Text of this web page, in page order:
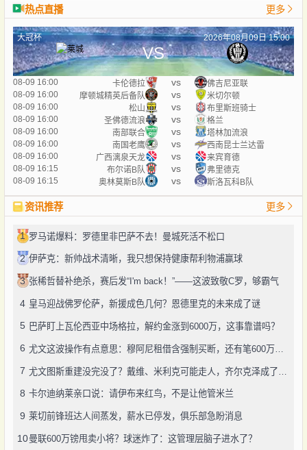
热点直播 更多
大冠杯 2026年08月09日 15:00
VS
08-09 16:00 卡伦德拉 vs
佛吉尼亚联
08-09 16:00
摩顿城精英后备队 vs
米切尔顿
08-09 16:00
松山 vs
布里斯班骑士
08-09 16:00
圣佛德流浪 vs
格兰
08-09 16:00
南部联合 vs
塔林加流浪
08-09 16:00
南国老鹰 vs
西南昆士兰达雷
08-09 16:00
广西漓泉天龙 vs
来宾育德
08-09 16:15
布尔诺B队 vs
弗里德克
08-09 16:15
奥林莫斯B队 vs 斯洛瓦科B队
资讯推荐 更多
1 罗马诺爆料：罗德里非巴萨不去！曼城死活不松口
2 伊萨克：新帅战术清晰，我只想保持健康帮利物浦赢球
3 张稀哲替补绝杀，赛后发“I'm back！”——这波致敬C罗，够霸气
4 皇马迎战佛罗伦萨，新援成色几何？恩德里克的未来成了谜
5 巴萨盯上瓦伦西亚中场格拉，解约金涨到6000万，这事靠谱吗？
6
7
8 卡尔迪纳莱亲口说：请伊布来红鸟，不是让他管米兰
9 莱切前锋班达人间蒸发，薪水已停发，俱乐部急盼消息
10曼联600万镑甩卖小将？球迷炸了：这管理层脑子进水了？